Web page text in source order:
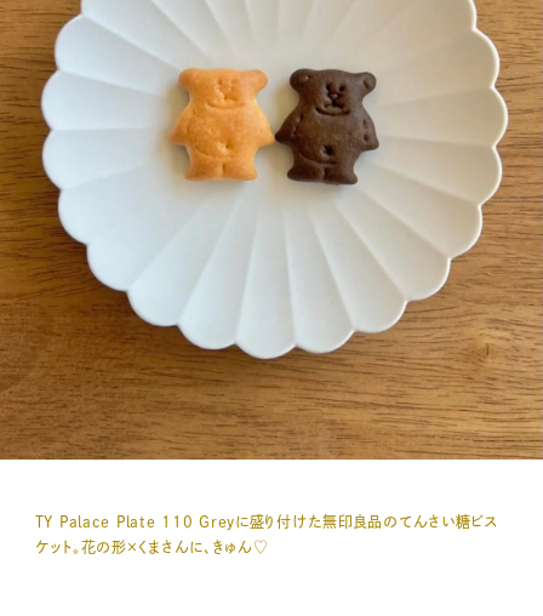
TY Palace Plate 110 Greyに盛り付けた無印良品のてんさい糖ビス
ケット。花の形×くまさんに、きゅん♡